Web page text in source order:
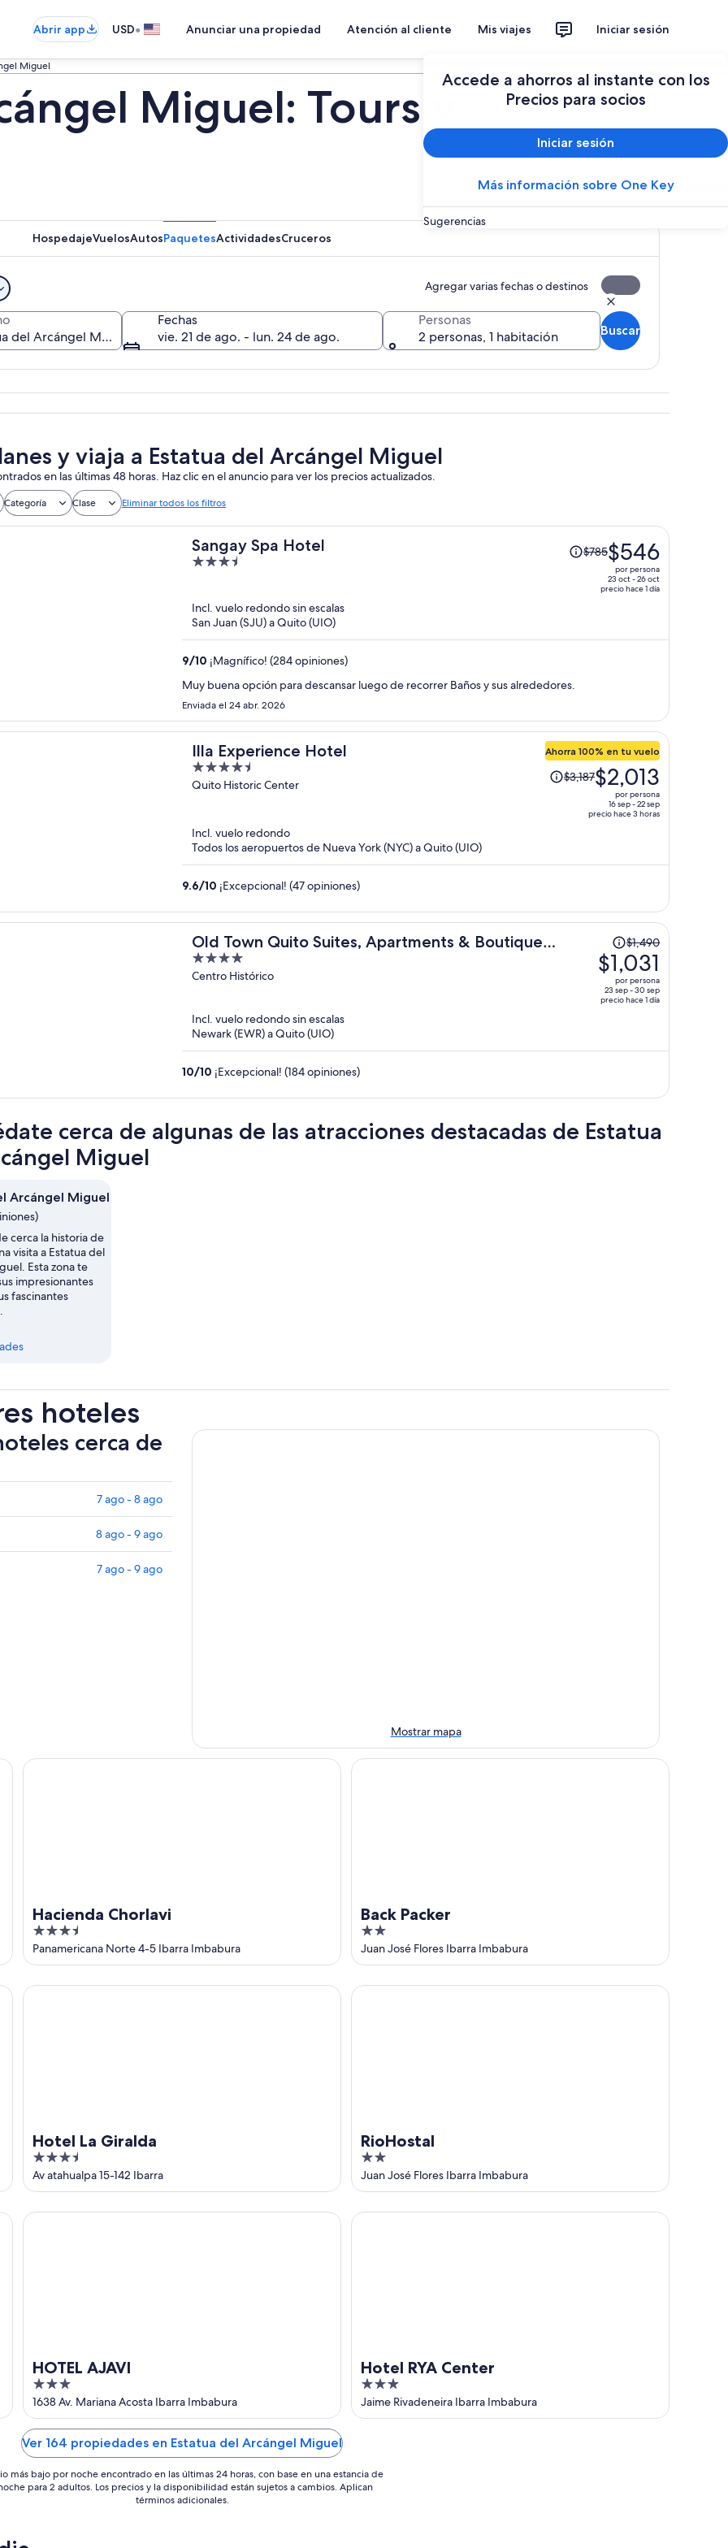
Abrir app USD• Anunciar una propiedad Atención al cliente Mis viajes Iniciar sesión
Accede a ahorros al instante con los
Precios para socios
Iniciar sesión
Más información sobre One Key
Sugerencias
Miguel
Miguel: Tours y
HospedajeVuelosAutosPaquetesActividadesCruceros
Agregar varias fechas o destinos
Fechas
vie. 21 de ago. - lun. 24 de ago.
Personas
2 personas, 1 habitación
Buscar
y viaja a Estatua del Arcángel Miguel
en las últimas 48 horas. Haz clic en el anuncio para ver los precios actualizados.
Categoría Clase Eliminar todos los filtros
Sangay Spa Hotel
3.5
5
El
precio
ahora
de
persona
$785$546
por persona
23 oct - 26 oct
precio hace 1 día
Incl. vuelo redondo sin escalas
San Juan (SJU) a Quito (UIO)
9/10 ¡Magnífico! (284 opiniones)
Muy buena opción para descansar luego de recorrer Baños y sus alrededores.
Enviada el 24 abr. 2026
Illa Experience Hotel
4.5
out
Quito Historic Center
Ahorra 100% en tu vuelo
El
precio
ahora
$2,013
$3,187$2,013
por persona
16 sep - 22 sep
precio hace 3 horas
Incl. vuelo redondo
Todos los aeropuertos de Nueva York (NYC) a Quito (UIO)
9.6/10 ¡Excepcional! (47 opiniones)
Old Town Quito Suites, Apartments & Boutique
hotel
4
out
Centro Histórico
persona
$1,490
$1,031
por persona
23 sep - 30 sep
precio hace 1 día
Incl. vuelo redondo sin escalas
Newark (EWR) a Quito (UIO)
10/10 ¡Excepcional! (184 opiniones)
cerca de algunas de las atracciones destacadas de Estatua
Miguel
Arcángel Miguel
cerca la historia de
visita a Estatua del
Esta zona te
impresionantes
fascinantes
hoteles
cerca de
7 ago - 8 ago
8 ago - 9 ago
7 ago - 9 ago
Mostrar mapa
Hacienda Chorlavi
3.5
out
of
5
Panamericana Norte 4-5 Ibarra Imbabura
Hacienda Chorlavi
Back Packer
2
out
of
5
Juan José Flores Ibarra Imbabura
Back Packer
Hotel La Giralda
3.5
out
of
5
Av atahualpa 15-142 Ibarra
Hotel La Giralda
RioHostal
2
out
of
5
Juan José Flores Ibarra Imbabura
RioHostal
HOTEL AJAVI
3
out
of
5
1638 Av. Mariana Acosta Ibarra Imbabura
HOTEL AJAVI
Hotel RYA Center
3
out
of
Jaime Rivadeneira Ibarra Imbabura
Hotel RYA Center
Ver 164 propiedades en Estatua del Arcángel Miguel
más bajo por noche encontrado en las últimas 24 horas, con base en una estancia de
para 2 adultos. Los precios y la disponibilidad están sujetos a cambios. Aplican
términos adicionales.